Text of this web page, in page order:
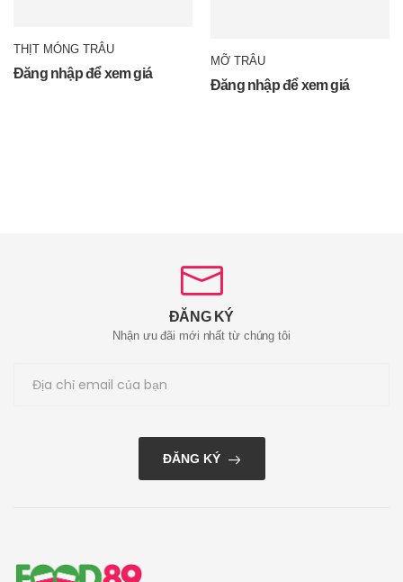
THỊT MÓNG TRÂU
Đăng nhập để xem giá
MỠ TRÂU
Đăng nhập để xem giá
ĐĂNG KÝ
Nhận ưu đãi mới nhất từ chúng tôi
ĐĂNG KÝ